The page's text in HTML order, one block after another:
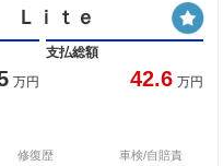
Ｌｉｔｅ
万円
支払総額
42.6 万円
修復歴
車検/自賠責